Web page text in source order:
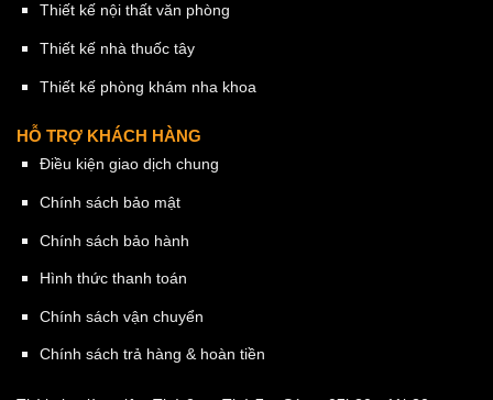
Thiết kế nội thất văn phòng
Thiết kế nhà thuốc tây
Thiết kế phòng khám nha khoa
HỖ TRỢ KHÁCH HÀNG
Điều kiện giao dịch chung
Chính sách bảo mật
Chính sách bảo hành
Hình thức thanh toán
Chính sách vận chuyển
Chính sách trả hàng & hoàn tiền